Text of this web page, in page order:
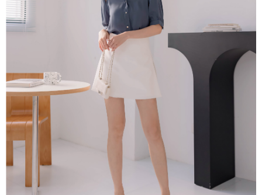
1.分期款項不併入電信帳單，「大哥付你分期」於每月結算日後寄送繳費提
醒簡訊。
2.透過簡訊連結打開帳單後，可選擇「超商條碼／台灣大直營門市／銀行轉
帳／街口支付／iPASS MONEY」等通路繳費。
1.本服務係由「台灣大哥大股份有限公司」（以下簡稱本公司）所提供，讓
用戶於交易時，得透過本服務購買商品或服務，並由商店將買賣／分期付款
買賣價金債權讓與本公司後，依約使用本公司帳單繳交帳款。
2.基於同意付款使用「大哥付你分期」之契約關係目的，商店將以您的個人
資料（包含姓名、電話或地址）提供予台灣大哥大進項蒐集、處理及利用，
由本公司與您本人進行分期帳單所需資料之確認、核對及更正。
3.完整用戶服務條款，請詳閱以下連結：
https://oppay.tw/userRule
【「AFTEE先享後付」結帳流程】
１．於結帳方式選擇「AFTEE先享後付」後，將跳轉至「AFTEE先享後付」
結帳頁面，進行簡訊認證並確認金額後，即可完成結帳。
２．訂單成立數日內，您將收到繳費通知簡訊。
３．收到繳費通知簡訊後14天內，點擊此簡訊中的連結，可透過四大超商／
ATM／網路銀行／等多元方式進行付款，方視為交易完成。
※ 請注意：結帳手續完成當下不需立刻繳費，但若您需要取消訂單，請聯絡
購買商品的店家。未經商家同意取消之訂單仍視為有效，需透過AFTEE先享
後付繳納相關費用。
※ 交易是否成功請以「AFTEE先享後付 」之結帳頁面顯示為準，若有關於
是否繳費成功／繳費後需取消欲退款等相關疑問，請聯繫「AFTEE先享後付
客戶支援中心」
https://netprotections.freshdesk.com/support/home
１．透過由恩沛科技股份有限公司提供之「AFTEE先享後付」服務完成之交
易，需依本服務之必要範圍內提供個人資料，並將交易相關給付款項請求債
權轉讓予恩沛科技股份有限公司。
２．關於個人資料處理事宜，請瀏覽以下網址：
免運費
付款後萊爾富取貨
免運費
免運費
付款後門市自取
每筆NT$80，滿NT$1,500(含以上)免運費
查看運費